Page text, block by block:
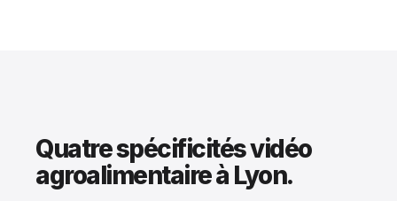
Quatre spécificités vidéo
agroalimentaire à Lyon.